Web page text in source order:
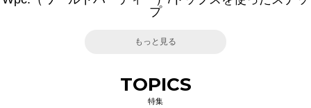
プ
もっと見る
TOPICS
特集